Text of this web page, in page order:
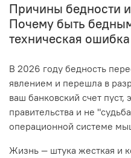
Причины бедности
Почему быть
техническая ошибка
В 2026 году бедность
явлением и перешла в
ваш банковский счет пуст,
правительства и не
операционной системе
Жизнь — штука жесткая и